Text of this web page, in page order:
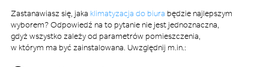
Zastanawiasz się, jaka klimatyzacja do biura będzie najlepszym
wyborem? Odpowiedź na to pytanie nie jest jednoznaczna,
gdyż wszystko zależy od parametrów pomieszczenia,
w którym ma być zainstalowana. Uwzględnij m.in.: